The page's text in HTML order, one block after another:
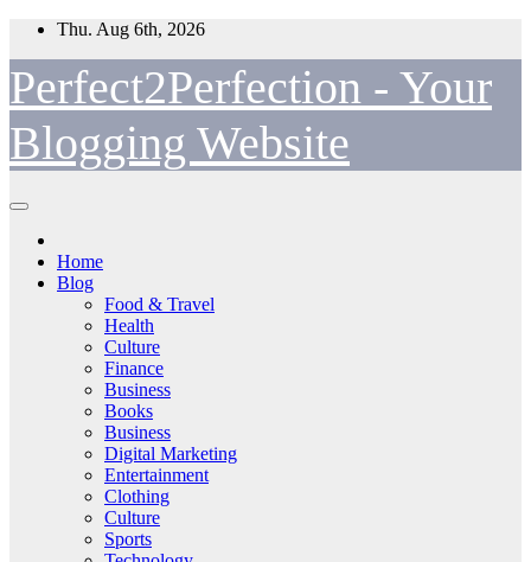
Skip
content
Thu. Aug 6th, 2026
Perfect2Perfection - Your
Blogging Website
Home
Blog
Food & Travel
Health
Culture
Finance
Business
Books
Business
Digital Marketing
Entertainment
Clothing
Culture
Sports